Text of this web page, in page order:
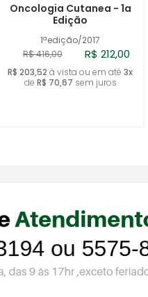
1ªedição/2017
Oncologia Cutanea - 1a
Edição
R$ 416,00 R$ 212,00
R$ 203,52 à vista ou em até 3x
de R$ 70,67 sem juros